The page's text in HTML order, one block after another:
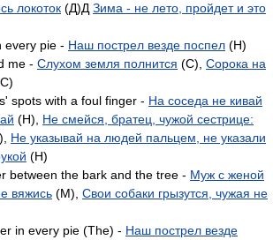
локоток (Д)Д Зима - не лето, пройдет и это
every pie - Наш пострел везде поспел (H)
me - Слухом земля полнится (C), Сорока на
spots with a foul finger - На соседа не кивай
(H), Не смейся, братец, чужой сестрице:
Не указывай на людей пальцем, не указали
(H)
between the bark and the tree - Муж с женой
вяжись (M), Свои собаки грызутся, чужая не
in every pie (The) - Наш пострел везде